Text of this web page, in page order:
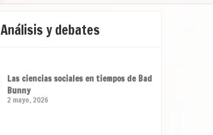
Análisis y debates
Las ciencias sociales en tiempos de Bad
Bunny
2 mayo, 2026